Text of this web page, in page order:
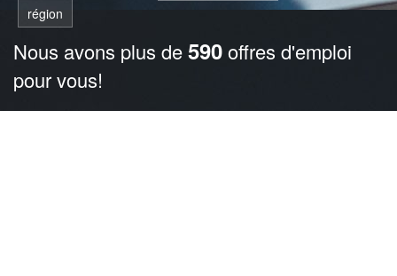
région
Nous avons plus de590offres d'emploi
pour vous!